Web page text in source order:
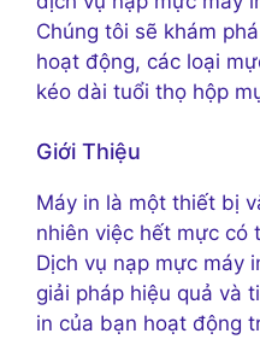
Chúng tôi sẽ khám
hoạt động, các loại
kéo dài tuổi thọ hộp
Giới Thiệu
Máy in là một thiết bị
nhiên việc hết mực có
Dịch vụ nạp mực máy
giải pháp hiệu quả và
in của bạn hoạt động